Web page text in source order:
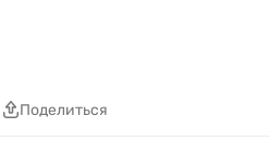
Поделиться